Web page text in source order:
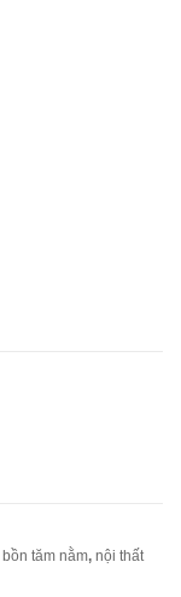
bồn tăm nằm, nội thất